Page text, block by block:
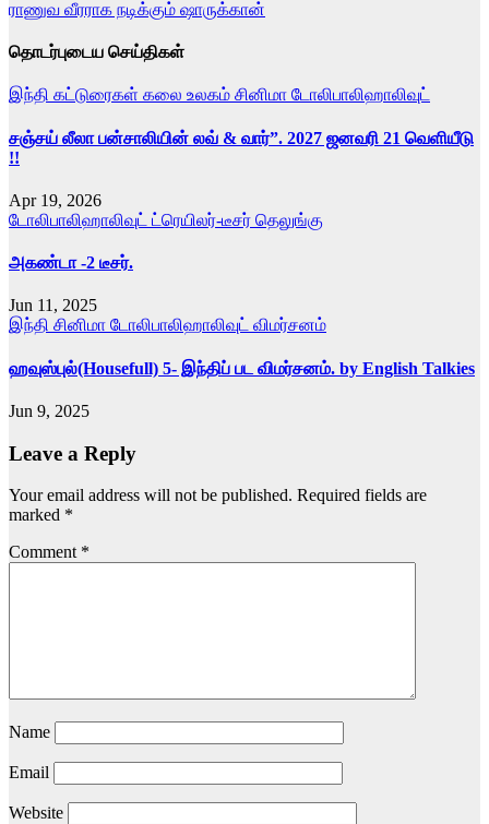
navigation
ராணுவ வீரராக நடிக்கும் ஷாருக்கான்
தொடர்புடைய செய்திகள்
இந்தி கட்டுரைகள் கலை உலகம் சினிமா டோலிபாலிஹாலிவுட்
சஞ்சய் லீலா பன்சாலியின் லவ் & வார்”. 2027 ஜனவரி 21 வெளியீடு
!!
Apr 19, 2026
டோலிபாலிஹாலிவுட் ட்ரெயிலர்-டீசர் தெலுங்கு
அகண்டா -2 டீசர்.
Jun 11, 2025
இந்தி சினிமா டோலிபாலிஹாலிவுட் விமர்சனம்
ஹவுஸ்புல்(Housefull) 5- இந்திப் பட விமர்சனம். by English Talkies
Jun 9, 2025
Leave a Reply
Your email address will not be published. Required fields are
marked *
Comment *
Name
Email
Website